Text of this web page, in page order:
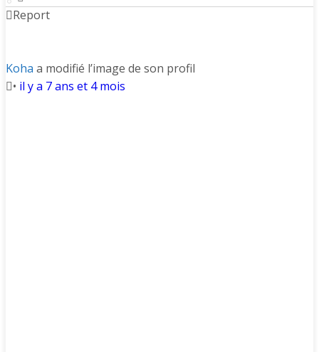
Report
Koha a modifié l’image de son profil
• il y a 7 ans et 4 mois